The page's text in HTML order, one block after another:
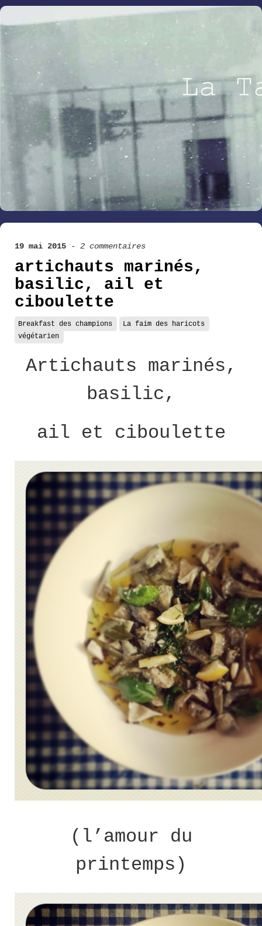
19 mai 2015 - 2 commentaires
artichauts marinés,
basilic, ail et
ciboulette
Breakfast des champions
La faim des haricots
végétarien
Artichauts marinés,
basilic,
ail et ciboulette
(l’amour du
printemps)